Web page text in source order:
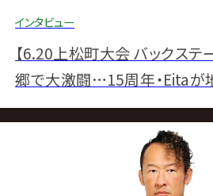
インタビュー
【6.20上松町大会 バックステ
郷で大激闘…15周年・Eitaが
ニア3度目戴冠! HAYATA指
は動いていく」▼タッグリーグ
元・長野でGHCタッグ挑戦へ
記念興行横取り?▼6・25GHC